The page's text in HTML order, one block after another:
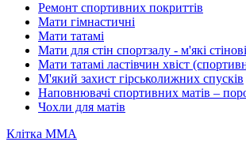
Ремонт спортивних покриттів
Мати гімнастичні
Мати татамі
Мати для стін спортзалу - м'які
Мати татамі ластівчин хвіст
М'який захист гірськолижних спусків
Наповнювачі спортивних матів –
Чохли для матів
Клітка ММА